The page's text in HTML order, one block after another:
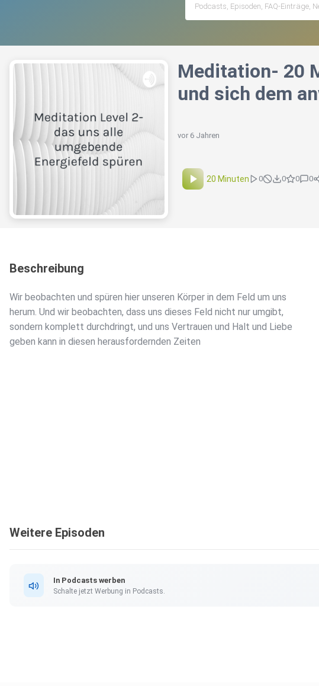
Meditation- 20
und sich dem
vor 6 Jahren
20 Minuten 0 0 0 0
Beschreibung
Wir beobachten und spüren hier unseren Körper in dem Feld um uns
herum. Und wir beobachten, dass uns dieses Feld nicht nur umgibt,
sondern komplett durchdringt, und uns Vertrauen und Halt und Liebe
geben kann in diesen herausfordernden Zeiten
Weitere Episoden
In Podcasts werben
Schalte jetzt Werbung in Podcasts.